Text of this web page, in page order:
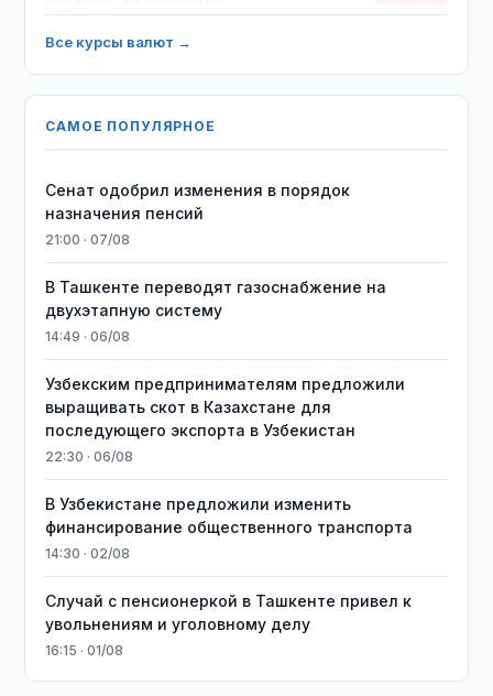
Все курсы валют →
САМОЕ ПОПУЛЯРНОЕ
Сенат одобрил изменения в порядок
назначения пенсий
21:00 · 07/08
В Ташкенте переводят газоснабжение на
двухэтапную систему
14:49 · 06/08
Узбекским предпринимателям предложили
выращивать скот в Казахстане для
последующего экспорта в Узбекистан
22:30 · 06/08
В Узбекистане предложили изменить
финансирование общественного транспорта
14:30 · 02/08
Случай с пенсионеркой в Ташкенте привел к
увольнениям и уголовному делу
16:15 · 01/08